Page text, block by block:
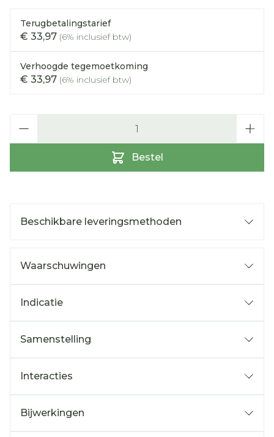
Terugbetalingstarief
€ 33,97 (6% inclusief btw)
Verhoogde tegemoetkoming
€ 33,97 (6% inclusief btw)
Bestel
Beschikbare leveringsmethoden
Waarschuwingen
Indicatie
Samenstelling
Interacties
Bijwerkingen